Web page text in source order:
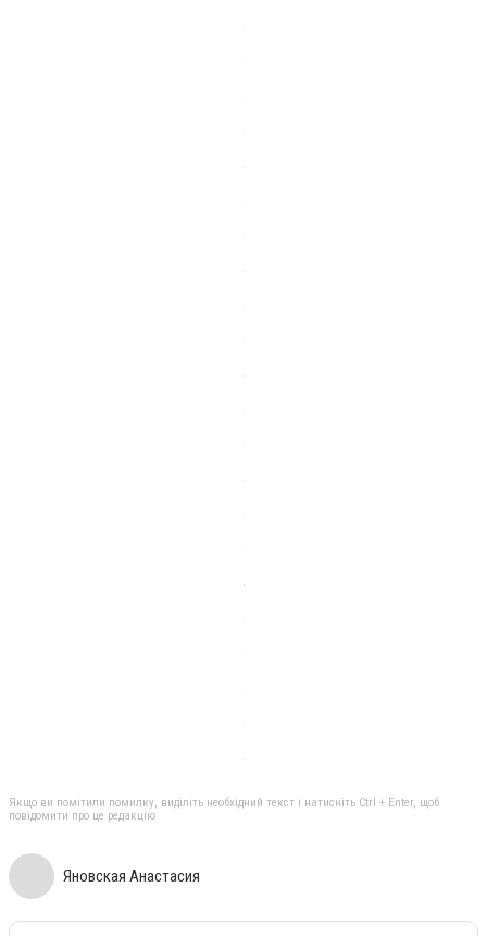
Якщо ви помітили помилку, виділіть необхідний текст і натисніть Ctrl + Enter, щоб
повідомити про це редакцію
Яновская Анастасия